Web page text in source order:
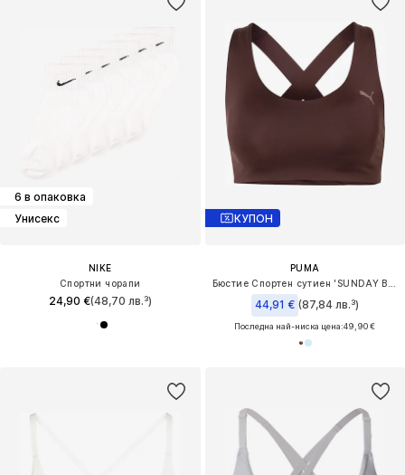
6 в опаковка
Унисекс
NIKE
Спортни чорапи
24,90 €(48,70 лв.³)
КУПОН
PUMA
44,91 € (87,84 лв.³)
Последна най-ниска цена:49,90 €